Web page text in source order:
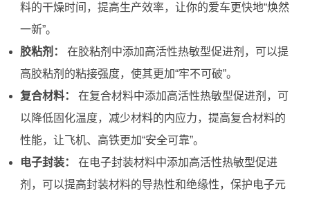
料的干燥时间，提高生产效率，让你的爱车更快地“焕然
一新”。
胶粘剂：
在胶粘剂中添加高活性热敏型促进剂，可以提
高胶粘剂的粘接强度，使其更加“牢不可破”。
复合材料：
在复合材料中添加高活性热敏型促进剂，可
以降低固化温度，减少材料的内应力，提高复合材料的
性能，让飞机、高铁更加“安全可靠”。
电子封装：
在电子封装材料中添加高活性热敏型促进
剂，可以提高封装材料的导热性和绝缘性，保护电子元